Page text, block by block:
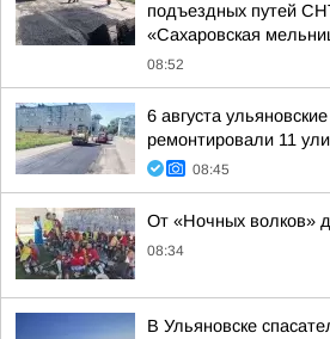
подъездных путей
«Сахаровская
08:52
6 августа
ремонтировали 11
08:45
От «Ночных волков»
08:34
В Ульяновске